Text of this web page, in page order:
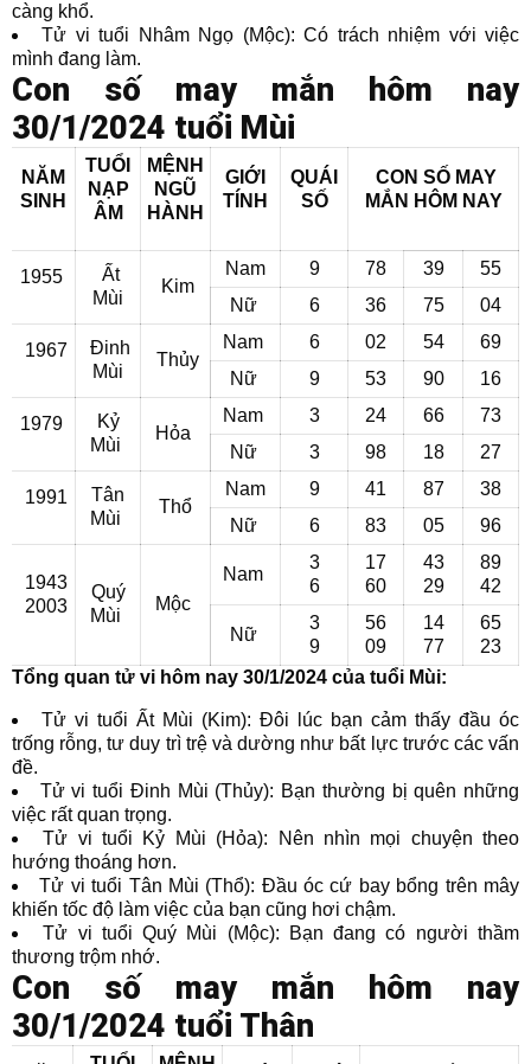
càng khổ.
Tử vi tuổi Nhâm Ngọ (Mộc): Có trách nhiệm với việc
mình đang làm.
Con số may mắn hôm nay
30/1/2024 tuổi Mùi
NĂM
SINH
TUỔI
NẠP
ÂM
MỆNH
NGŨ
HÀNH
GIỚI
TÍNH
QUÁI
SỐ
CON SỐ MAY
MẮN HÔM NAY
1955
Ất
Mùi
Kim
Nam 9 78 39
55
Nữ
6 36 75 04
1967
Đinh
Mùi
Thủy
Nam 6 02 54
69
Nữ
9 53 90 16
1979
Kỷ
Mùi
Hỏa
Nam 3 24 66
73
Nữ
3 98 18 27
1991
Tân
Mùi
Thổ
Nam 9 41 87
38
Nữ
6 83 05 96
1943
2003
Quý
Mùi
Mộc
Nam
3
6
17
60
43
29
89
42
Nữ
3
9
56
09
14
77
65
23
Tổng quan tử vi hôm nay 30/1/2024 của tuổi Mùi:
Tử vi tuổi Ất Mùi (Kim): Đôi lúc bạn cảm thấy đầu óc
trống rỗng, tư duy trì trệ và dường như bất lực trước các vấn
đề.
Tử vi tuổi Đinh Mùi (Thủy): Bạn thường bị quên những
việc rất quan trọng.
Tử vi tuổi Kỷ Mùi (Hỏa): Nên nhìn mọi chuyện theo
hướng thoáng hơn.
Tử vi tuổi Tân Mùi (Thổ): Đầu óc cứ bay bổng trên mây
khiến tốc độ làm việc của bạn cũng hơi chậm.
Tử vi tuổi Quý Mùi (Mộc): Bạn đang có người thầm
thương trộm nhớ.
Con số may mắn hôm nay
30/1/2024 tuổi Thân